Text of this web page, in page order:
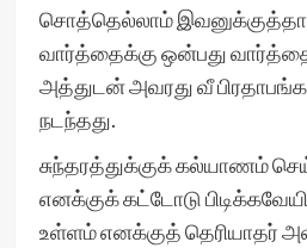
சொத்தெல்லாம்
வார்த்தைக்கு ஒன்பது
அத்துடன் அவரது வீ
நடந்தது.
சுந்தரத்துக்குக் கல்யாணம்
எனக்குக் கட்டோடு
உள்ளம் எனக்குத் தெரியாதர்